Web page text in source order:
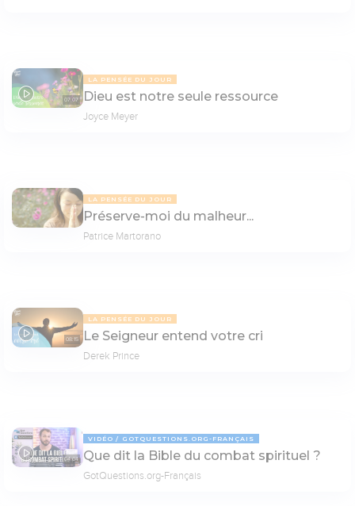
07:07
LA PENSÉE DU JOUR
Dieu est notre seule ressource
Joyce Meyer
LA PENSÉE DU JOUR
Préserve-moi du malheur...
Patrice Martorano
08:15
LA PENSÉE DU JOUR
Le Seigneur entend votre cri
Derek Prince
04:04
VIDÉO GOTQUESTIONS.ORG-FRANÇAIS
Que dit la Bible du combat spirituel ?
GotQuestions.org-Français